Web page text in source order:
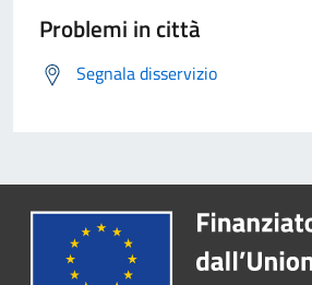
Problemi in città
Segnala disservizio